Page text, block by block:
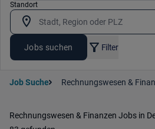
Standort
Jobs suchen Filter
Job Suche Rechnungswesen &
Rechnungswesen & Finanzen Jobs in